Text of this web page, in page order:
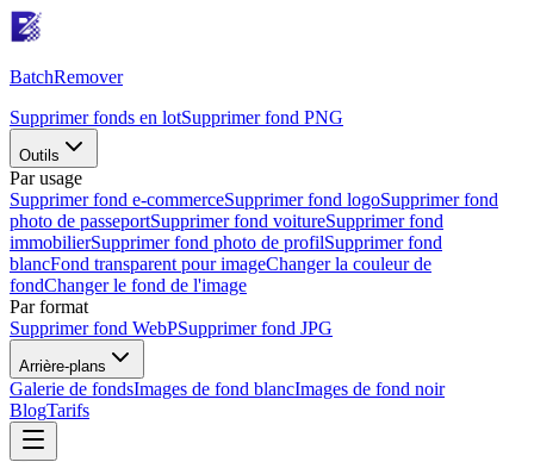
BatchRemover
Supprimer fonds en lotSupprimer fond PNG
Outils
Par usage
Supprimer fond e-commerceSupprimer fond logoSupprimer fond
photo de passeportSupprimer fond voitureSupprimer fond
immobilierSupprimer fond photo de profilSupprimer fond
blancFond transparent pour imageChanger la couleur de
fondChanger le fond de l'image
Par format
Supprimer fond WebPSupprimer fond JPG
Arrière-plans
Galerie de fondsImages de fond blancImages de fond noir
BlogTarifs